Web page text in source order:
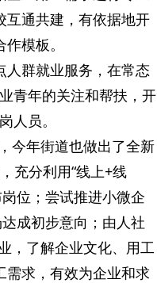
互通共建，有依据地开
模板。
群就业服务，在常态
青年的关注和帮扶，开
人员。
今年街道也做出了全新
充分利用“线上+线
位；尝试推进小微企
成初步意向；由人社
，了解企业文化、用工
需求，有效为企业和求